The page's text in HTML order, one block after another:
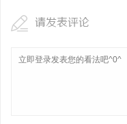
请发表评论